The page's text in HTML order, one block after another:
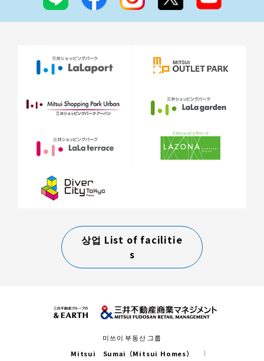
상업 List of facilitie
s
미쓰이 부동산 그룹
Mitsui Sumai（Mitsui Homes）